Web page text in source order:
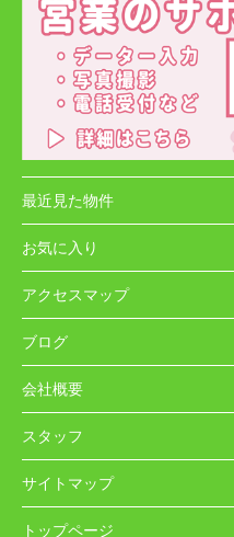
最近見た物件
お気に入り
アクセスマップ
ブログ
会社概要
スタッフ
サイトマップ
トップページ